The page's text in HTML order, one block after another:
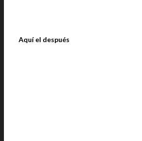
Aquí el después